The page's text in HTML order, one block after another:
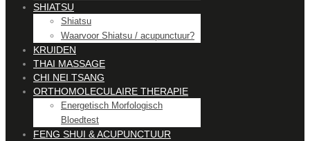
SHIATSU
Shiatsu
Waarvoor Shiatsu / acupunctuur?
KRUIDEN
THAI MASSAGE
CHI NEI TSANG
ORTHOMOLECULAIRE THERAPIE
Energetisch Morfologisch
Bloedtest
FENG SHUI & ACUPUNCTUUR